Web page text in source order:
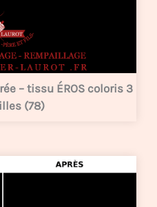
– tissu ÉROS coloris 3
(78)